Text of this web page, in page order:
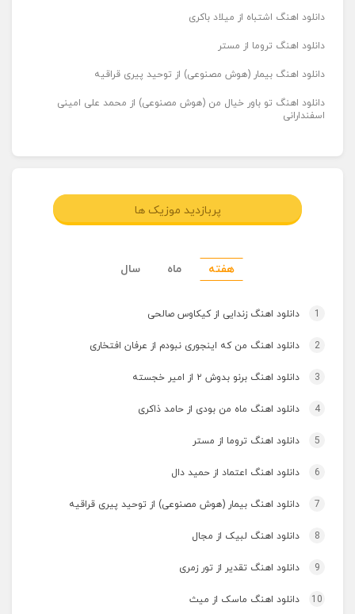
دانلود اهنگ اشتباه از میلاد باکری
دانلود اهنگ تروما از مستر
دانلود اهنگ بیمار (هوش مصنوعی) از توحید پیری قراقیه
دانلود اهنگ تو باور خیال من (هوش مصنوعی) از محمد علی امینی
اسفندارانی
پربازدید موزیک ها
هفته ماه سال
1 دانلود اهنگ زندایی از کیکاوس صالحی
2 دانلود اهنگ من که اینجوری نبودم از عرفان افتخاری
3 دانلود اهنگ برنو بدوش ۲ از امیر خجسته
4 دانلود اهنگ ماه من بودی از حامد ذاکری
5 دانلود اهنگ تروما از مستر
6 دانلود اهنگ اعتماد از حمید دال
7 دانلود اهنگ بیمار (هوش مصنوعی) از توحید پیری قراقیه
8 دانلود اهنگ لبیک از مجال
9 دانلود اهنگ تقدیر از تور زمری
10 دانلود اهنگ ماسک از میث